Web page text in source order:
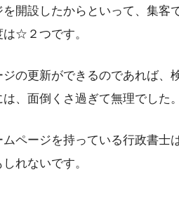
開設したからといって、集客
☆２つです。
の更新ができるのであれば、
、面倒くさ過ぎて無理でした。
ムページを持っている行政書士
れないです。